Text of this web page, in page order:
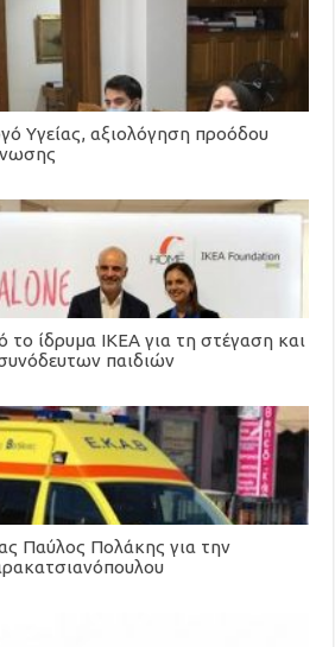
Υγείας, αξιολόγηση προόδου
το ίδρυμα ΙΚΕΑ για τη στέγαση και
παιδιών
Παύλος Πολάκης για την